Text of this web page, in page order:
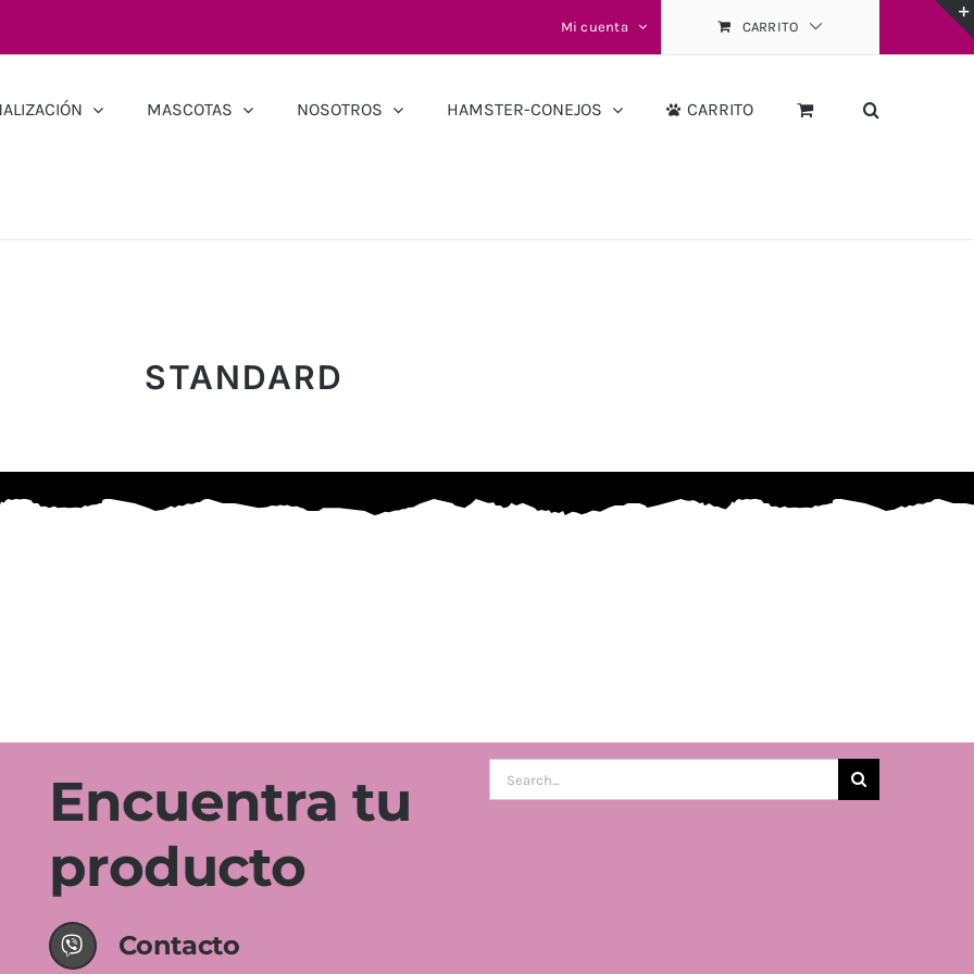
Mi cuenta CARRITO
MASCOTAS NOSOTROS HAMSTER-CONEJOS CARRITO
STANDARD
Encuentra tu
producto
Contacto
Buscar: